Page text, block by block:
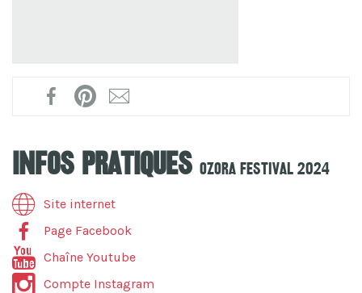
Infos pratiques Ozora Festival 2024
Site internet
Page Facebook
Chaîne Youtube
Compte Instagram